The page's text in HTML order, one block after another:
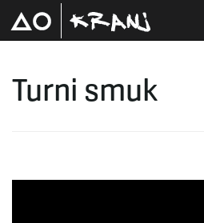
Turni smuk